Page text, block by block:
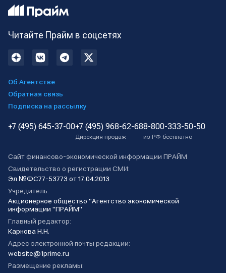
Читайте Прайм в соцсетях
Об Агентстве
Обратная связь
Подписка на рассылку
+7 (495) 645-37-00+7 (495) 968-62-68
Дирекция продаж
8-800-333-50-50
из РФ бесплатно
Сайт финансово-экономической информации ПРАЙМ
Свидетельство о регистрации СМИ:
Эл №ФС77-53773 от 17.04.2013
Учредитель:
Акционерное общество "Агентство экономической
информации "ПРАЙМ"
Главный редактор:
Карнова Н.Н.
Адрес электронной почты редакции:
website@1prime.ru
Размещение рекламы: